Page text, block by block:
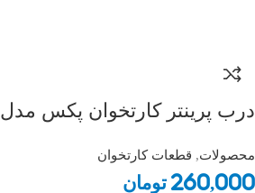
درب پرینتر کارتخوان پکس مدل Pax D230
محصولات, قطعات کارتخوان
260,000 تومان